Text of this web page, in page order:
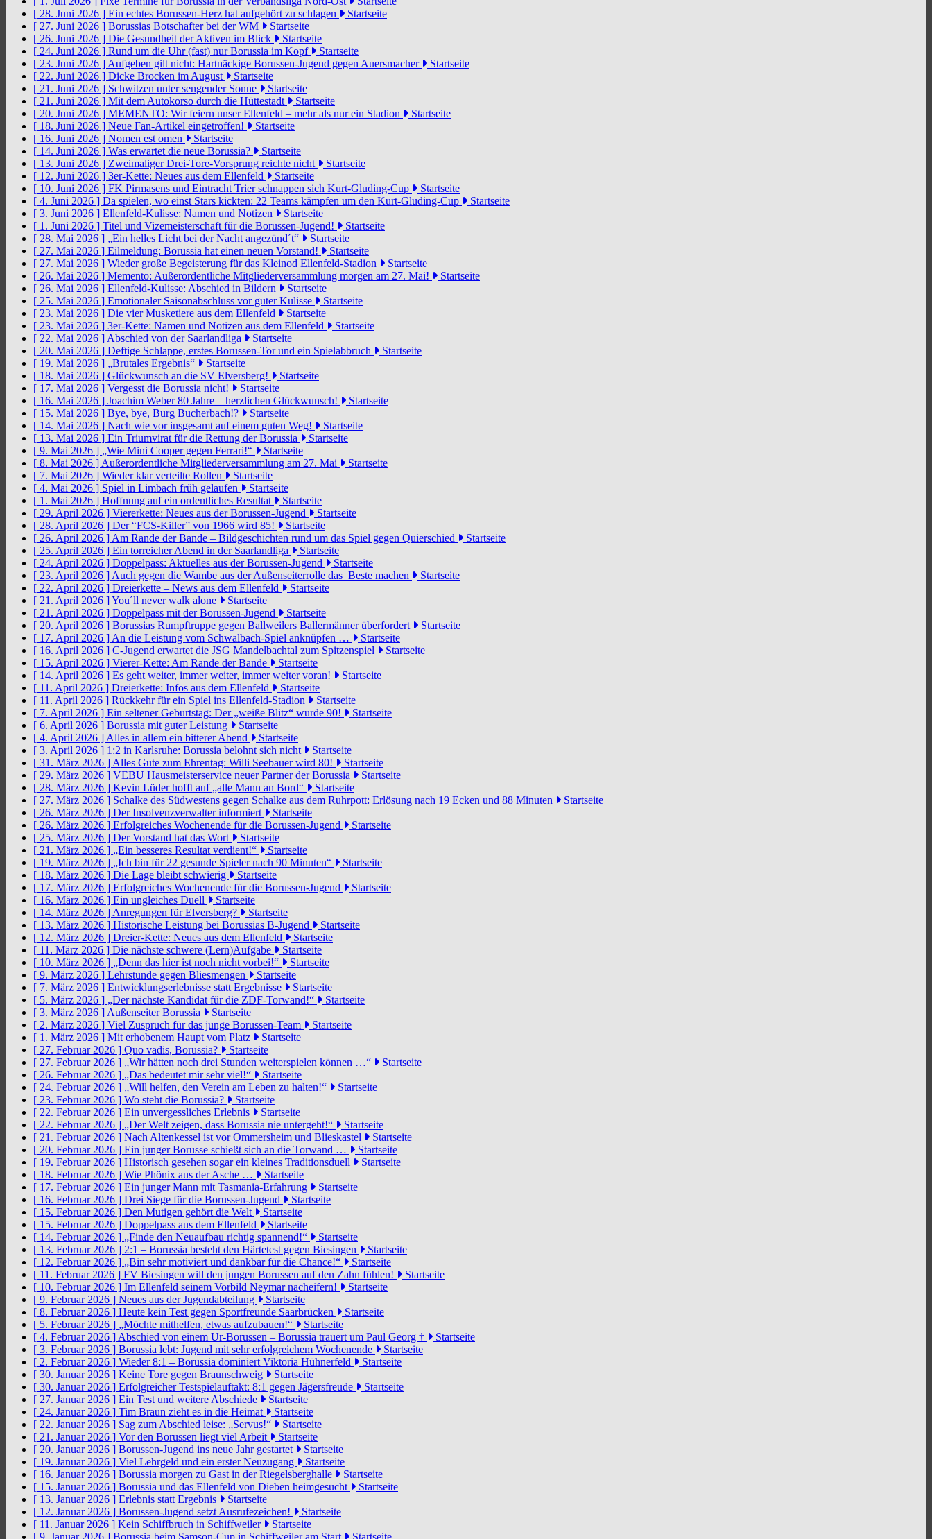
[ 28. Juni 2026 ] Ein echtes Borussen-Herz hat aufgehört zu schlagen
Startseite
[ 27. Juni 2026 ] Borussias Botschafter bei der WM
Startseite
[ 26. Juni 2026 ] Die Gesundheit der Aktiven im Blick
Startseite
[ 24. Juni 2026 ] Rund um die Uhr (fast) nur Borussia im Kopf
Startseite
[ 23. Juni 2026 ] Aufgeben gilt nicht: Hartnäckige Borussen-Jugend gegen Auersmacher
Startseite
[ 22. Juni 2026 ] Dicke Brocken im August
Startseite
[ 21. Juni 2026 ] Schwitzen unter sengender Sonne
Startseite
[ 21. Juni 2026 ] Mit dem Autokorso durch die Hüttestadt
Startseite
[ 20. Juni 2026 ] MEMENTO: Wir feiern unser Ellenfeld – mehr als nur ein Stadion
Startseite
[ 18. Juni 2026 ] Neue Fan-Artikel eingetroffen!
Startseite
[ 16. Juni 2026 ] Nomen est omen
Startseite
[ 14. Juni 2026 ] Was erwartet die neue Borussia?
Startseite
[ 13. Juni 2026 ] Zweimaliger Drei-Tore-Vorsprung reichte nicht
Startseite
[ 12. Juni 2026 ] 3er-Kette: Neues aus dem Ellenfeld
Startseite
[ 10. Juni 2026 ] FK Pirmasens und Eintracht Trier schnappen sich Kurt-Gluding-Cup
Startseite
[ 4. Juni 2026 ] Da spielen, wo einst Stars kickten: 22 Teams kämpfen um den Kurt-Gluding-Cup
Startseite
[ 3. Juni 2026 ] Ellenfeld-Kulisse: Namen und Notizen
Startseite
[ 1. Juni 2026 ] Titel und Vizemeisterschaft für die Borussen-Jugend!
Startseite
[ 28. Mai 2026 ] „Ein helles Licht bei der Nacht angezünd´t“
Startseite
[ 27. Mai 2026 ] Eilmeldung: Borussia hat einen neuen Vorstand!
Startseite
[ 27. Mai 2026 ] Wieder große Begeisterung für das Kleinod Ellenfeld-Stadion
Startseite
[ 26. Mai 2026 ] Memento: Außerordentliche Mitgliederversammlung morgen am 27. Mai!
Startseite
[ 26. Mai 2026 ] Ellenfeld-Kulisse: Abschied in Bildern
Startseite
[ 25. Mai 2026 ] Emotionaler Saisonabschluss vor guter Kulisse
Startseite
[ 23. Mai 2026 ] Die vier Musketiere aus dem Ellenfeld
Startseite
[ 23. Mai 2026 ] 3er-Kette: Namen und Notizen aus dem Ellenfeld
Startseite
[ 22. Mai 2026 ] Abschied von der Saarlandliga
Startseite
[ 20. Mai 2026 ] Deftige Schlappe, erstes Borussen-Tor und ein Spielabbruch
Startseite
[ 19. Mai 2026 ] „Brutales Ergebnis“
Startseite
[ 18. Mai 2026 ] Glückwunsch an die SV Elversberg!
Startseite
[ 17. Mai 2026 ] Vergesst die Borussia nicht!
Startseite
[ 16. Mai 2026 ] Joachim Weber 80 Jahre – herzlichen Glückwunsch!
Startseite
[ 15. Mai 2026 ] Bye, bye, Burg Bucherbach!?
Startseite
[ 14. Mai 2026 ] Nach wie vor insgesamt auf einem guten Weg!
Startseite
[ 13. Mai 2026 ] Ein Triumvirat für die Rettung der Borussia
Startseite
[ 9. Mai 2026 ] „Wie Mini Cooper gegen Ferrari!“
Startseite
[ 8. Mai 2026 ] Außerordentliche Mitgliederversammlung am 27. Mai
Startseite
[ 7. Mai 2026 ] Wieder klar verteilte Rollen
Startseite
[ 4. Mai 2026 ] Spiel in Limbach früh gelaufen
Startseite
[ 1. Mai 2026 ] Hoffnung auf ein ordentliches Resultat
Startseite
[ 29. April 2026 ] Viererkette: Neues aus der Borussen-Jugend
Startseite
[ 28. April 2026 ] Der “FCS-Killer” von 1966 wird 85!
Startseite
[ 26. April 2026 ] Am Rande der Bande – Bildgeschichten rund um das Spiel gegen Quierschied
Startseite
[ 25. April 2026 ] Ein torreicher Abend in der Saarlandliga
Startseite
[ 24. April 2026 ] Doppelpass: Aktuelles aus der Borussen-Jugend
Startseite
[ 23. April 2026 ] Auch gegen die Wambe aus der Außenseiterrolle das Beste machen
Startseite
[ 22. April 2026 ] Dreierkette – News aus dem Ellenfeld
Startseite
[ 21. April 2026 ]You´ll never walk alone
Startseite
[ 21. April 2026 ] Doppelpass mit der Borussen-Jugend
Startseite
[ 20. April 2026 ] Borussias Rumpftruppe gegen Ballweilers Ballermänner überfordert
Startseite
[ 17. April 2026 ] An die Leistung vom Schwalbach-Spiel anknüpfen …
Startseite
[ 16. April 2026 ] C-Jugend erwartet die JSG Mandelbachtal zum Spitzenspiel
Startseite
[ 15. April 2026 ] Vierer-Kette: Am Rande der Bande
Startseite
[ 14. April 2026 ] Es geht weiter, immer weiter, immer weiter voran!
Startseite
[ 11. April 2026 ] Dreierkette: Infos aus dem Ellenfeld
Startseite
[ 11. April 2026 ] Rückkehr für ein Spiel ins Ellenfeld-Stadion
Startseite
[ 7. April 2026 ] Ein seltener Geburtstag: Der „weiße Blitz“ wurde 90!
Startseite
[ 6. April 2026 ] Borussia mit guter Leistung
Startseite
[ 4. April 2026 ] Alles in allem ein bitterer Abend
Startseite
[ 3. April 2026 ] 1:2 in Karlsruhe: Borussia belohnt sich nicht
Startseite
[ 31. März 2026 ] Alles Gute zum Ehrentag: Willi Seebauer wird 80!
Startseite
[ 29. März 2026 ] VEBU Hausmeisterservice neuer Partner der Borussia
Startseite
[ 28. März 2026 ] Kevin Lüder hofft auf „alle Mann an Bord“
Startseite
[ 27. März 2026 ] Schalke des Südwestens gegen Schalke aus dem Ruhrpott: Erlösung nach 19 Ecken und 88 Minuten
Startseite
[ 26. März 2026 ] Der Insolvenzverwalter informiert
Startseite
[ 26. März 2026 ] Erfolgreiches Wochenende für die Borussen-Jugend
Startseite
[ 25. März 2026 ] Der Vorstand hat das Wort
Startseite
[ 21. März 2026 ] „Ein besseres Resultat verdient!“
Startseite
[ 19. März 2026 ] „Ich bin für 22 gesunde Spieler nach 90 Minuten“
Startseite
[ 18. März 2026 ] Die Lage bleibt schwierig
Startseite
[ 17. März 2026 ] Erfolgreiches Wochenende für die Borussen-Jugend
Startseite
[ 16. März 2026 ] Ein ungleiches Duell
Startseite
[ 14. März 2026 ] Anregungen für Elversberg?
Startseite
[ 13. März 2026 ] Historische Leistung bei Borussias B-Jugend
Startseite
[ 12. März 2026 ] Dreier-Kette: Neues aus dem Ellenfeld
Startseite
[ 11. März 2026 ] Die nächste schwere (Lern)Aufgabe
Startseite
[ 10. März 2026 ] „Denn das hier ist noch nicht vorbei!“
Startseite
[ 9. März 2026 ] Lehrstunde gegen Bliesmengen
Startseite
[ 7. März 2026 ] Entwicklungserlebnisse statt Ergebnisse
Startseite
[ 5. März 2026 ] „Der nächste Kandidat für die ZDF-Torwand!“
Startseite
[ 3. März 2026 ] Außenseiter Borussia
Startseite
[ 2. März 2026 ] Viel Zuspruch für das junge Borussen-Team
Startseite
[ 1. März 2026 ] Mit erhobenem Haupt vom Platz
Startseite
[ 27. Februar 2026 ] Quo vadis, Borussia?
Startseite
[ 27. Februar 2026 ] „Wir hätten noch drei Stunden weiterspielen können …“
Startseite
[ 26. Februar 2026 ] „Das bedeutet mir sehr viel!“
Startseite
[ 24. Februar 2026 ] „Will helfen, den Verein am Leben zu halten!“
Startseite
[ 23. Februar 2026 ] Wo steht die Borussia?
Startseite
[ 22. Februar 2026 ] Ein unvergessliches Erlebnis
Startseite
[ 22. Februar 2026 ] „Der Welt zeigen, dass Borussia nie untergeht!“
Startseite
[ 21. Februar 2026 ] Nach Altenkessel ist vor Ommersheim und Blieskastel
Startseite
[ 20. Februar 2026 ] Ein junger Borusse schießt sich an die Torwand …
Startseite
[ 19. Februar 2026 ] Historisch gesehen sogar ein kleines Traditionsduell
Startseite
[ 18. Februar 2026 ] Wie Phönix aus der Asche …
Startseite
[ 17. Februar 2026 ] Ein junger Mann mit Tasmania-Erfahrung
Startseite
[ 16. Februar 2026 ] Drei Siege für die Borussen-Jugend
Startseite
[ 15. Februar 2026 ] Den Mutigen gehört die Welt
Startseite
[ 15. Februar 2026 ] Doppelpass aus dem Ellenfeld
Startseite
[ 14. Februar 2026 ] „Finde den Neuaufbau richtig spannend!“
Startseite
[ 13. Februar 2026 ] 2:1 – Borussia besteht den Härtetest gegen Biesingen
Startseite
[ 12. Februar 2026 ] „Bin sehr motiviert und dankbar für die Chance!“
Startseite
[ 11. Februar 2026 ] FV Biesingen will den jungen Borussen auf den Zahn fühlen!
Startseite
[ 10. Februar 2026 ] Im Ellenfeld seinem Vorbild Neymar nacheifern!
Startseite
[ 9. Februar 2026 ] Neues aus der Jugendabteilung
Startseite
[ 8. Februar 2026 ] Heute kein Test gegen Sportfreunde Saarbrücken
Startseite
[ 5. Februar 2026 ] „Möchte mithelfen, etwas aufzubauen!“
Startseite
[ 4. Februar 2026 ] Abschied von einem Ur-Borussen – Borussia trauert um Paul Georg †
Startseite
[ 3. Februar 2026 ] Borussia lebt: Jugend mit sehr erfolgreichem Wochenende
Startseite
[ 2. Februar 2026 ] Wieder 8:1 – Borussia dominiert Viktoria Hühnerfeld
Startseite
[ 30. Januar 2026 ] Keine Tore gegen Braunschweig
Startseite
[ 30. Januar 2026 ] Erfolgreicher Testspielauftakt: 8:1 gegen Jägersfreude
Startseite
[ 27. Januar 2026 ] Ein Test und weitere Abschiede
Startseite
[ 24. Januar 2026 ] Tim Braun zieht es in die Heimat
Startseite
[ 22. Januar 2026 ] Sag zum Abschied leise: „Servus!“
Startseite
[ 21. Januar 2026 ] Vor den Borussen liegt viel Arbeit
Startseite
[ 20. Januar 2026 ] Borussen-Jugend ins neue Jahr gestartet
Startseite
[ 19. Januar 2026 ] Viel Lehrgeld und ein erster Neuzugang
Startseite
[ 16. Januar 2026 ] Borussia morgen zu Gast in der Riegelsberghalle
Startseite
[ 15. Januar 2026 ] Borussia und das Ellenfeld von Dieben heimgesucht
Startseite
[ 13. Januar 2026 ] Erlebnis statt Ergebnis
Startseite
[ 12. Januar 2026 ] Borussen-Jugend setzt Ausrufezeichen!
Startseite
[ 11. Januar 2026 ] Kein Schiffbruch in Schiffweiler
Startseite
[ 9. Januar 2026 ] Borussia beim Samson-Cup in Schiffweiler am Start Startseite